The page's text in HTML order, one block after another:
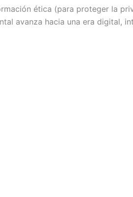
ética (para proteger la
avanza hacia una era digital,